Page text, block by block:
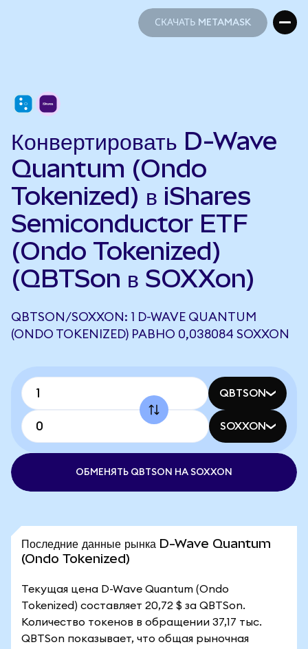
СКАЧАТЬ METAMASK
Конвертировать D-Wave
Quantum (Ondo
Tokenized) в iShares
Semiconductor ETF
(Ondo Tokenized)
(QBTSon в SOXXon)
QBTSON/SOXXON: 1 D-WAVE QUANTUM
(ONDO TOKENIZED) РАВНО 0,038084 SOXXON
QBTSON
SOXXON
ОБМЕНЯТЬ QBTSON НА SOXXON
Последние данные рынка D-Wave Quantum
(Ondo Tokenized)
Текущая цена D-Wave Quantum (Ondo
Tokenized) составляет 20,72 $ за QBTSon.
Количество токенов в обращении 37,17 тыс.
QBTSon показывает, что общая рыночная